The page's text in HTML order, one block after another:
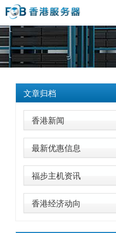
文章归档
香港新闻
最新优惠信息
福步主机资讯
香港经济动向